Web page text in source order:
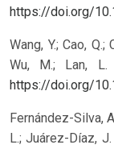
https://doi.org/
Wang, Y.; Cao, Q.;
Wu, M.; Lan, L.
https://doi.org/
Fernández-Silva,
L.; Juárez-Díaz,